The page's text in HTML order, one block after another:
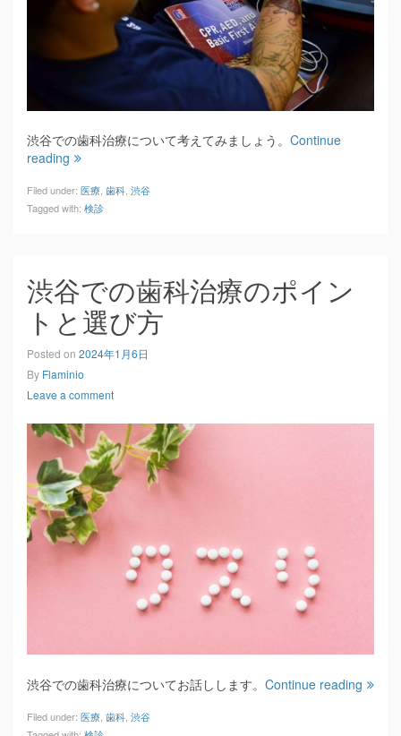
渋谷での歯科治療について考えてみましょう。 Continue
reading
Filed under: 医療, 歯科, 渋谷
Tagged with: 検診
渋谷での歯科治療のポイン
トと選び方
Posted on 2024年1月6日
By Flaminio
Leave a comment
渋谷での歯科治療についてお話しします。 Continue reading
Filed under: 医療 歯科 渋谷